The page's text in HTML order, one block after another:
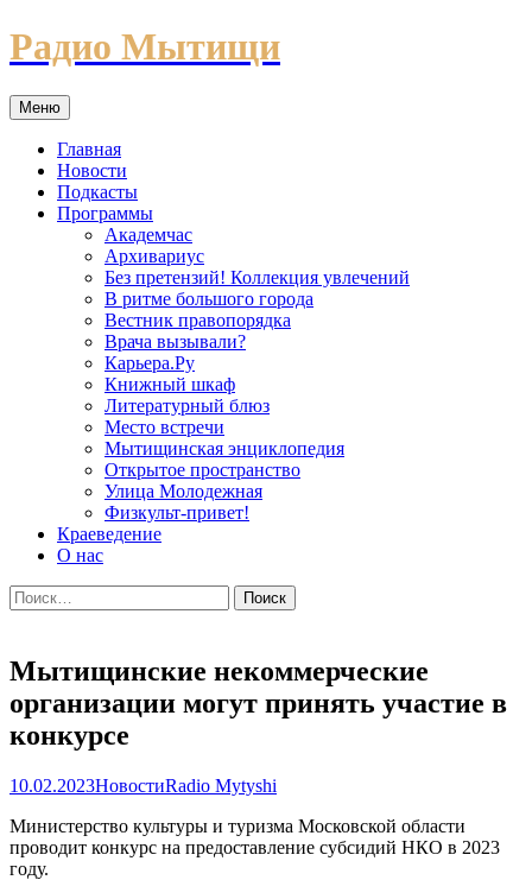
Перейти
к
Радио Мытищи
Меню
Главная
Новости
Подкасты
Программы
Академчас
Архивариус
Без претензий! Коллекция увлечений
В ритме большого города
Вестник правопорядка
Врача вызывали?
Карьера.Ру
Книжный шкаф
Литературный блюз
Место встречи
Мытищинская энциклопедия
Открытое пространство
Улица Молодежная
Физкульт-привет!
Краеведение
О нас
Найти:
Мытищинские некоммерческие
организации могут принять участие в
конкурсе
10.02.2023НовостиRadio Mytyshi
Министерство культуры и туризма Московской области
проводит конкурс на предоставление субсидий НКО в 2023
году.